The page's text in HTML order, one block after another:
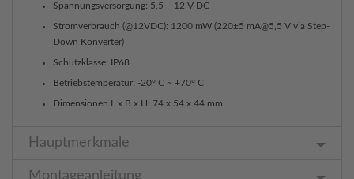
Spannungsversorgung: 5,5 – 12 V DC
Stromverbrauch (@12VDC): 1200 mW (220±5 mA@5,5 V via Step-
Down Konverter)
Schutzklasse: IP68
Betriebstemperatur: -20° C ~ +70° C
Dimensionen L x B x H: 74 x 54 x 44 mm
Hauptmerkmale
Montageanleitung